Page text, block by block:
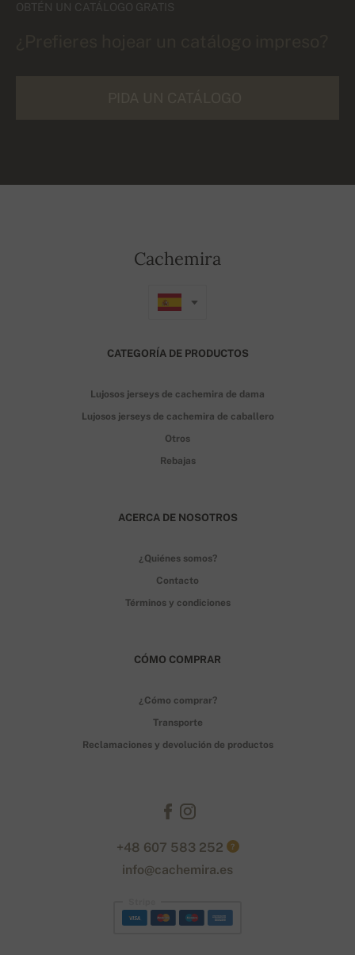
OBTÉN UN CATÁLOGO GRATIS
Cachemira
CATEGORÍA DE PRODUCTOS
Lujosos jerseys de cachemira de dama
Lujosos jerseys de cachemira de caballero
Otros
Rebajas
ACERCA DE NOSOTROS
¿Quiénes somos?
Contacto
Términos y condiciones
CÓMO COMPRAR
¿Cómo comprar?
Transporte
Reclamaciones y devolución de productos
+48 607 583 252 ?
info@cachemira.es